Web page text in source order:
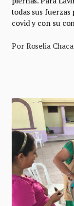
todas sus
covid y con su
Por Roselia Chaca